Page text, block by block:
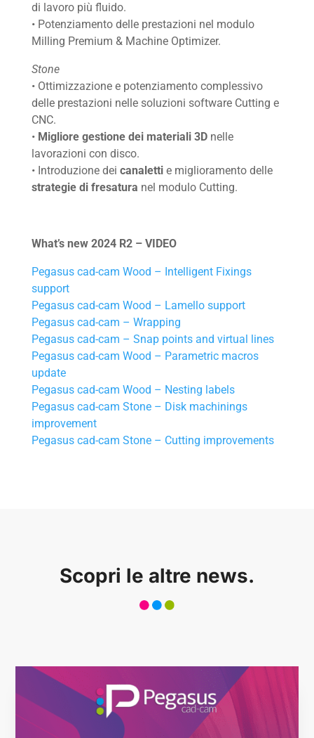
Stone
Wood
Mech
Other
News
CONTATTI
Area Riservata Lingua
Italiano English Türkçe Español
di lavoro più fluido.
• Potenziamento delle prestazioni nel modulo
Milling Premium & Machine Optimizer.
Stone
• Ottimizzazione e potenziamento complessivo
delle prestazioni nelle soluzioni software Cutting e
CNC.
• Migliore gestione dei materiali 3Dnelle
lavorazioni con disco.
• Introduzione dei canalettie miglioramento delle
strategie di fresatura nel modulo Cutting.
What’s new 2024 R2 – VIDEO
Pegasus cad-cam Wood – Intelligent Fixings
support
Pegasus cad-cam Wood – Lamello support
Pegasus cad-cam – Wrapping
Pegasus cad-cam – Snap points and virtual lines
Pegasus cad-cam Wood – Parametric macros
update
Pegasus cad-cam Wood – Nesting labels
Pegasus cad-cam Stone – Disk machinings
improvement
Pegasus cad-cam Stone – Cutting improvements
Scopri le altre news.